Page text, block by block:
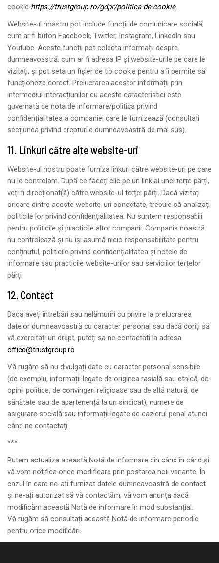
cookie https://trustgroup.ro/gdpr/politica-de-cookie.
Website-ul noastru pot include funcții de comunicare socială,
cum ar fi buton Facebook, Twitter, Instagram, LinkedIn sau
Youtube. Aceste funcții pot colecta informații despre
dumneavoastră, cum ar fi adresa IP și website-urile pe care le
vizitați, și pot seta un fișier de tip cookie pentru a îi permite să
funcționeze corect. Prelucrarea acestor informații prin
intermediul interacțiunilor cu aceste caracteristici este
guvernată de nota de informare/politica privind
confidențialitatea a companiei care le furnizează (consultați
secțiunea privind drepturile dumneavoastră de mai sus).
11. Linkuri către alte website-uri
Website-ul nostru poate furniza linkuri către website-uri pe care
nu le controlam. După ce faceți clic pe un link al unei terțe părți,
veți fi direcționat(ă) către website-ul terței părți. Dacă vizitați
oricare dintre aceste website-uri conectate, trebuie să analizați
politicile lor privind confidențialitatea. Nu suntem responsabili
pentru politicile și practicile altor companii. Compania noastră
nu controlează și nu își asumă nicio responsabilitate pentru
conținutul, politicile privind confidențialitatea și notele de
informare sau practicile website-urilor sau serviciilor terțelor
părți.
12. Contact
Dacă aveți întrebări sau nelămuriri cu privire la prelucrarea
datelor dumneavoastră cu caracter personal sau dacă doriți să
vă exercitați un drept, puteți sa ne contactati la adresa
office@trustgroup.ro
Vă rugăm să nu divulgați date cu caracter personal sensibile
(de exemplu, informații legate de originea rasială sau etnică, de
opinii politice, de convingeri religioase sau de altă natură, de
sănătate sau de apartenență la un sindicat), numere de
asigurare socială sau informații legate de cazierul penal atunci
când ne contactați.
***
Putem actualiza această Notă de informare din când în când și
vă vom notifica orice modificare prin postarea noii variante. În
cazul în care ne-ați furnizat datele dumneavoastră de contact
și ne-ați autorizat să vă contactăm, vă vom anunța dacă
modificăm această Notă de informare în mod substanțial.
Vă rugăm să consultați această Notă de informare periodic
pentru orice modificări.